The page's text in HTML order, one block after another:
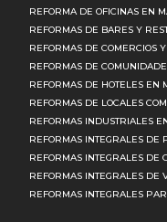
REFORMA DE OFICINAS EN
REFORMAS DE BARES Y
REFORMAS DE COMERCIOS
REFORMAS DE
REFORMAS DE HOTELES EN
REFORMAS DE LOCALES
REFORMAS INDUSTRIALES
REFORMAS INTEGRALES DE
REFORMAS INTEGRALES DE
REFORMAS INTEGRALES DE
REFORMAS INTEGRALES